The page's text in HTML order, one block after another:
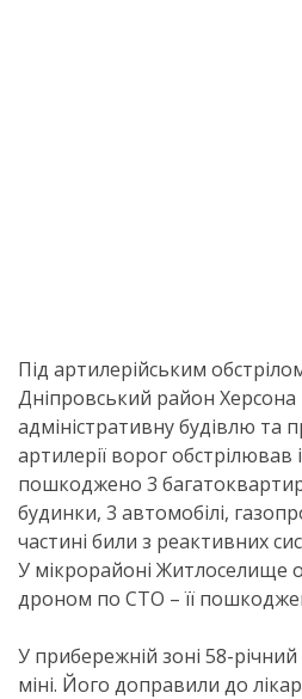
Під артилерійським
Дніпровський район
адміністративну будівлю та
артилерії ворог
пошкоджено 3
будинки, 3 автомобілі,
частині били з реактивних
У мікрорайоні Житлоселище
дроном по СТО – її
У прибережній зоні 58-річний
міні. Його доправили до